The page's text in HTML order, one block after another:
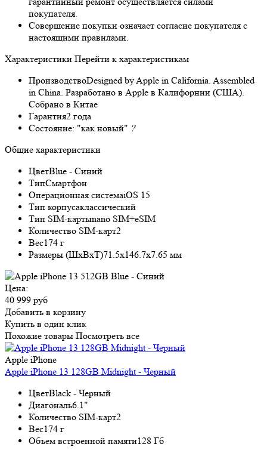
покупателя.
Совершение покупки означает согласие покупателя с
настоящими правилами.
Характеристики Перейти к характеристикам
ПроизводствоDesigned by Apple in California. Assembled
in China. Разработано в Apple в Калифорнии (США).
Собрано в Китае
Гарантия2 года
Состояние: "как новый" ?
Общие характеристики
ЦветBlue - Синий
ТипСмартфон
Операционная системаiOS 15
Тип корпусаклассический
Тип SIM-картыnano SIM+eSIM
Количество SIM-карт2
Вес174 г
Размеры (ШxВxТ)71.5x146.7x7.65 мм
Цена:
40 999 руб
Добавить в корзину
Купить в один клик
Похожие товары Посмотреть все
Apple iPhone
Apple iPhone 13 128GB Midnight - Черный
ЦветBlack - Черный
Диагональ6.1"
Количество SIM-карт2
Вес174 г
Объем встроенной памяти128 Гб